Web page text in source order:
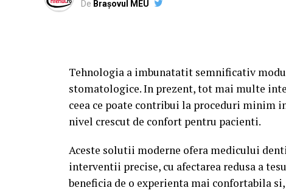
De Brașovul MEU
Tehnologia a imbunatatit semnificativ
stomatologice. In prezent, tot mai multe
ceea ce poate contribui la proceduri minim
nivel crescut de confort pentru pacienti.
Aceste solutii moderne ofera medicului
interventii precise, cu afectarea redusa a
beneficia de o experienta mai confortabila